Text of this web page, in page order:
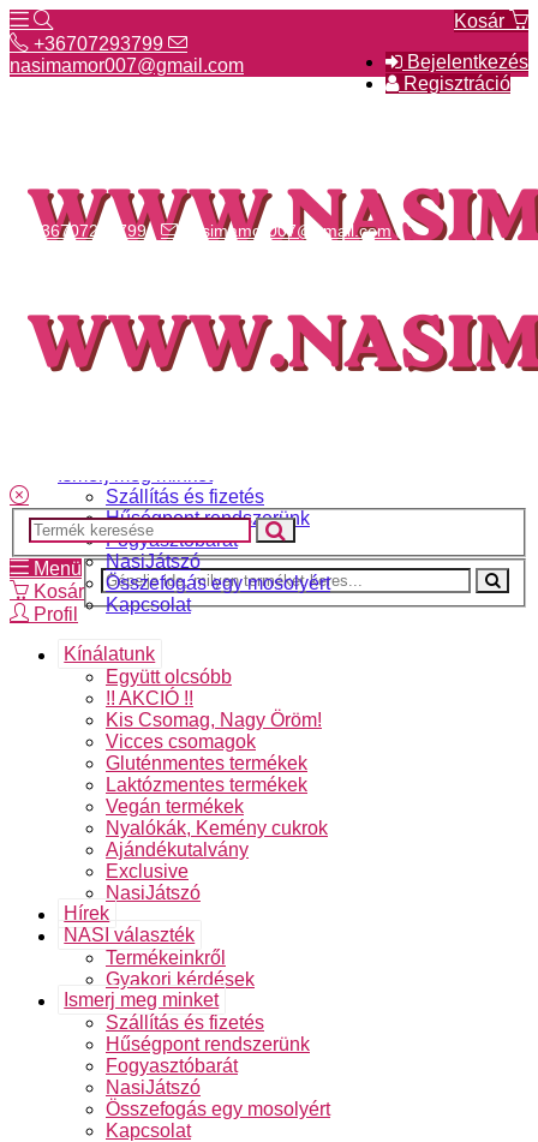
Kosár
Bejelentkezés
Regisztráció
+36707293799
nasimamor007@gmail.com
Szállítás és fizetés
Hűségpont rendszerünk
Fogyasztóbarát
NasiJátszó
Összefogás egy mosolyért
Kapcsolat
+36707293799 nasimamor007@gmail.com
Menü
Kosár
Profil
Kínálatunk
Együtt olcsóbb
!! AKCIÓ !!
Kis Csomag, Nagy Öröm!
Vicces csomagok
Gluténmentes termékek
Laktózmentes termékek
Vegán termékek
Nyalókák, Kemény cukrok
Ajándékutalvány
Exclusive
NasiJátszó
Hírek
NASI választék
Termékeinkről
Gyakori kérdések
Ismerj meg minket
Szállítás és fizetés
Hűségpont rendszerünk
Fogyasztóbarát
NasiJátszó
Összefogás egy mosolyért
Kapcsolat